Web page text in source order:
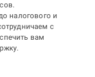
налогового и
с
вам